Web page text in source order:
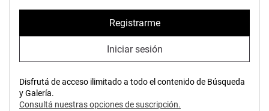
Registrarme
Iniciar sesión
Disfrutá de acceso ilimitado a todo el contenido de Búsqueda
y Galería.
Consultá nuestras opciones de suscripción.